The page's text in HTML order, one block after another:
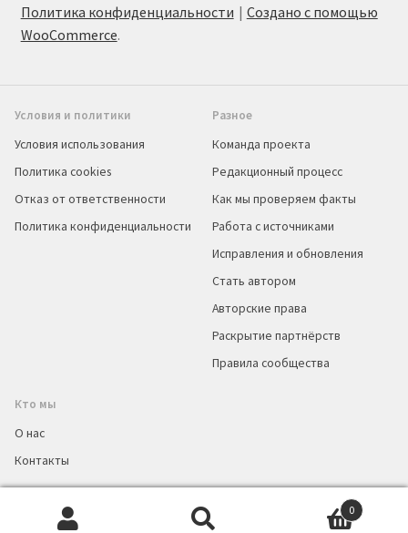
Политика конфиденциальности
Создано с помощью
WooCommerce.
0
Условия и политики
Условия использования
Политика cookies
Отказ от ответственности
Политика конфиденциальности
Разное
Команда проекта
Редакционный процесс
Как мы проверяем факты
Работа с источниками
Исправления и обновления
Стать автором
Авторские права
Раскрытие партнёрств
Правила сообщества
Кто мы
О нас
Контакты